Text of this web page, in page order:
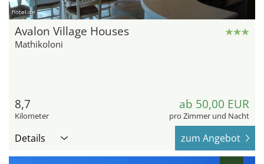
hotel.de
Avalon Village Houses
Mathikoloni
8,7
Kilometer
ab 50,00 EUR
pro Zimmer und Nacht
Details zum Angebot